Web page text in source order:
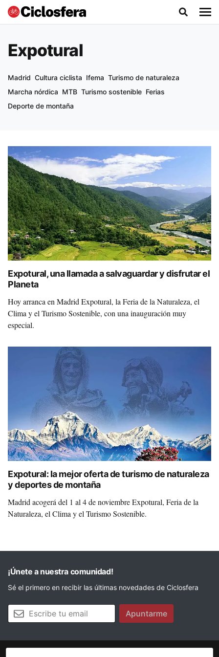
Expotural
Madrid Cultura ciclista Ifema Turismo de naturaleza
Marcha nórdica MTB Turismo sostenible Ferias
Deporte de montaña
Expotural, una llamada a salvaguardar y disfrutar el
Planeta
Hoy arranca en Madrid Expotural, la Feria de la Naturaleza, el
Clima y el Turismo Sostenible, con una inauguración muy
especial.
Expotural: la mejor oferta de turismo de naturaleza
y deportes de montaña
Madrid acogerá del 1 al 4 de noviembre Expotural, Feria de la
Naturaleza, el Clima y el Turismo Sostenible.
¡Únete a nuestra comunidad!
Sé el primero en recibir las últimas novedades de Ciclosfera
Tu email Apuntarme